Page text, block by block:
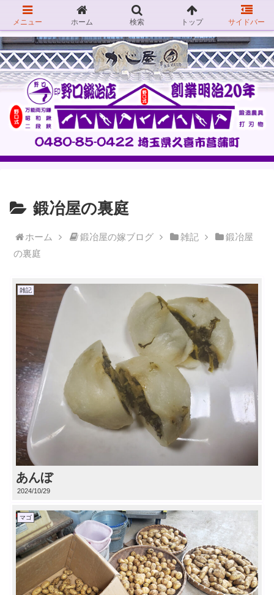
鍛冶屋の裏庭
ホーム 鍛冶屋の嫁ブログ 雑記
鍛冶屋
の裏庭
雑記
あんぼ
2024/10/29
マゴ
メニュー ホーム 検索 トップ サイドバー